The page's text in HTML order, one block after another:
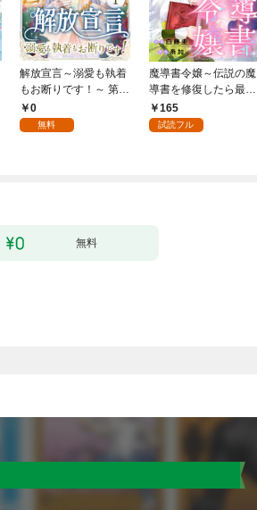
解放宣言～溺愛も執着
もお断りです！～ 第1
話0
無料
魔導書令嬢～伝説の魔
導書を修復したら最強
の精霊が味方になりま
した（クールな王弟殿
165
試読フル
無料